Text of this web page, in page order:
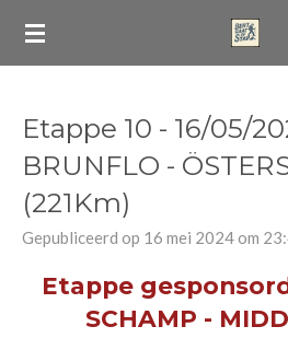
Ga
hoofdinhoud
Etappe 10 - 16/05/
BRUNFLO -
(221Km)
Gepubliceerd op 16 mei 2024 om
Etappe
SCHAMP -